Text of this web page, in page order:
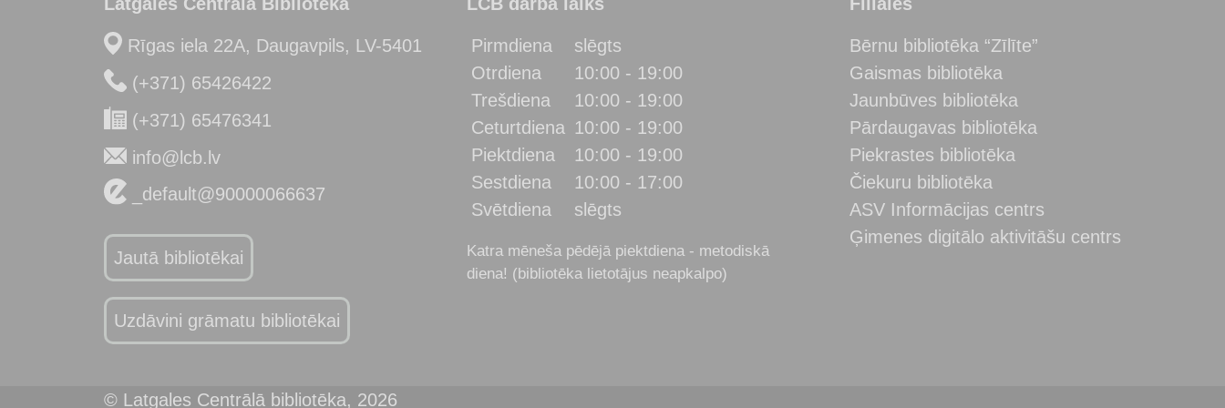
Rīgas iela 22A, Daugavpils, LV-5401
(+371) 65426422
(+371) 65476341
info@lcb.lv
_default@90000066637
Jautā bibliotēkai
Uzdāvini grāmatu bibliotēkai
Pirmdiena
slēgts
Otrdiena
10:00 - 19:00
Trešdiena
10:00 - 19:00
Ceturtdiena 10:00 - 19:00
Piektdiena
10:00 - 19:00
Sestdiena
10:00 - 17:00
Svētdiena
slēgts
Katra mēneša pēdējā piektdiena - metodiskā
diena! (bibliotēka lietotājus neapkalpo)
Bērnu bibliotēka “Zīlīte”
Gaismas bibliotēka
Jaunbūves bibliotēka
Pārdaugavas bibliotēka
Piekrastes bibliotēka
Čiekuru bibliotēka
ASV Informācijas centrs
Ģimenes digitālo aktivitāšu centrs
© Latgales Centrālā bibliotēka, 2026